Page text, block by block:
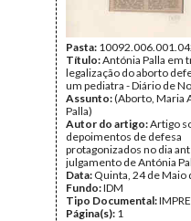
Pasta:
Título:Antónia Palla em
legalização do aborto
um pediatra - Diário de
Assunto:(Aborto, Maria
Palla)
Autor do artigo:Artigo
depoimentos de defesa
protagonizados no dia
julgamento de Antónia
Data: Quinta, 24 de Maio
Fundo:IDM
Tipo Documental:
Página(s): 1